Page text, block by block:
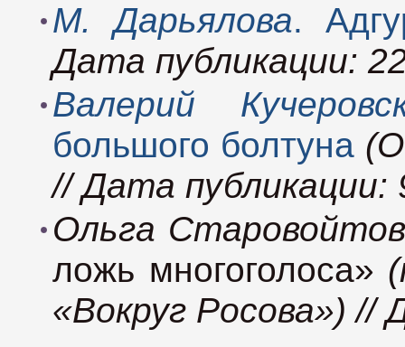
М. Дарьялова.
Дата публикации:
Валерий
большого болтуна
// Дата публикации:
Ольга
ложь многоголоса»
«Вокруг Росова») //